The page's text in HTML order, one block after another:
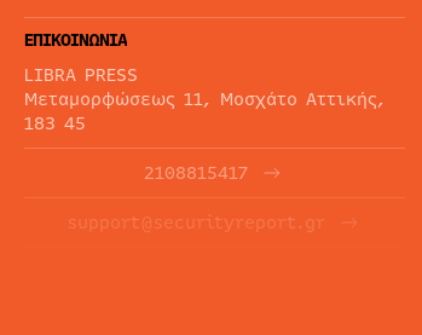
ΕΠΙΚΟΙΝΩΝΙΑ
LIBRA PRESS
Μεταμορφώσεως 11, Μοσχάτο Αττικής,
183 45
2108815417
support@securityreport.gr